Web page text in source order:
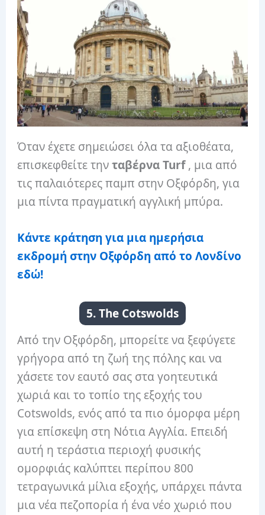
Όταν έχετε σημειώσει όλα τα αξιοθέατα,
επισκεφθείτε τηνταβέρνα Turf, μια από
τις παλαιότερες παμπ στην Οξφόρδη, για
μια πίντα πραγματική αγγλική μπύρα.
Κάντε κράτηση για μια ημερήσια
εκδρομή στην Οξφόρδη από το Λονδίνο
εδώ!
5. The Cotswolds
Από την Οξφόρδη, μπορείτε να ξεφύγετε
γρήγορα από τη ζωή της πόλης και να
χάσετε τον εαυτό σας στα γοητευτικά
χωριά και το τοπίο της εξοχής του
Cotswolds, ενός από τα πιο όμορφα μέρη
για επίσκεψη στη Νότια Αγγλία. Επειδή
αυτή η τεράστια περιοχή φυσικής
ομορφιάς καλύπτει περίπου 800
τετραγωνικά μίλια εξοχής, υπάρχει πάντα
μια νέα πεζοπορία ή ένα νέο χωριό που